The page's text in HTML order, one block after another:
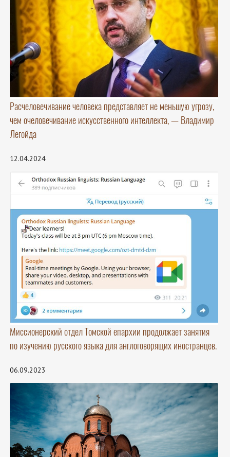
Расчеловечивание человека представляет не меньшую угрозу,
чем очеловечивание искусственного интеллекта, — Владимир
Легойда
12.04.2024
Миссионерский отдел Томской епархии продолжает занятия
по изучению русского языка для англоговорящих иностранцев.
06.09.2023